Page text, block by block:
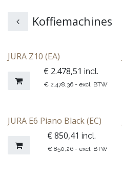
Koffiemachines
​​​​​​​​​​​​​​JURA Z10 (EA)
€ 2.478,51 incl.
€ 2.478,36- excl. BTW
​​​​​​​​​JURA E6 Piano Black (EC)
€ 850,41 incl.
€ 850,26- excl. BTW